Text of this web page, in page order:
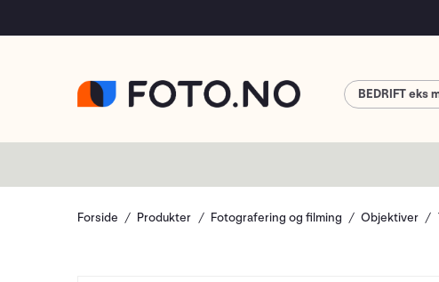
BEDRIFT
Forside Produkter Fotografering og filming Objektiver